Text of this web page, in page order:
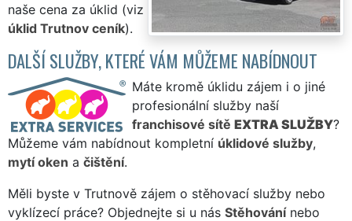
naše cena za úklid (viz
úklid Trutnov ceník).
DALŠÍ SLUŽBY, KTERÉ VÁM MŮŽEME NABÍDNOUT
Máte kromě úklidu zájem i o jiné
profesionální služby naší
franchisové sítě EXTRA SLUŽBY?
Můžeme vám nabídnout kompletní úklidové služby,
mytí oken a čištění.
Měli byste v Trutnově zájem o stěhovací služby nebo
vyklízecí práce? Objednejte si u nás Stěhovánínebo